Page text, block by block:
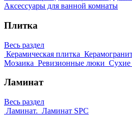
Аксессуары для ванной комнаты
Плитка
Весь раздел
Керамическая плитка
Мозаика Ревизионные люки Сухие
Ламинат
Весь раздел
Ламинат. Ламинат SPC